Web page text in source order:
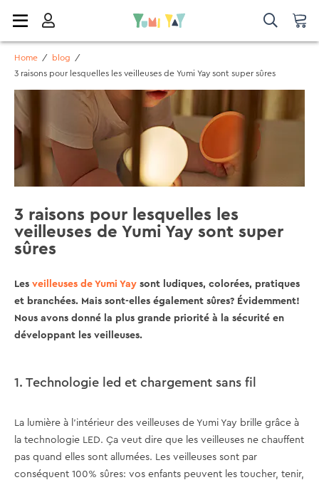
Home / blog
/
3 raisons pour lesquelles les veilleuses de Yumi Yay sont super sûres
3 raisons pour lesquelles les
veilleuses de Yumi Yay sont super
sûres
Les veilleuses de Yumi Yay sont ludiques, colorées, pratiques
et branchées. Mais sont-elles également sûres? Évidemment!
Nous avons donné la plus grande priorité à la sécurité en
développant les veilleuses.
1. Technologie led et chargement sans fil
La lumière à l’intérieur des veilleuses de Yumi Yay brille grâce à
la technologie LED. Ça veut dire que les veilleuses ne chauffent
pas quand elles sont allumées. Les veilleuses sont par
conséquent 100% sûres: vos enfants peuvent les toucher, tenir,